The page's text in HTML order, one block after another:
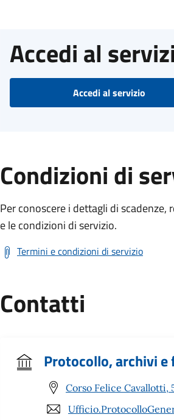
Accedi al
Accedi al servizio
Condizioni di
Per conoscere i dettagli di
e le condizioni di servizio.
Termini e condizioni di servizio
Contatti
Protocollo, archivi e
Corso Felice Cavallotti,